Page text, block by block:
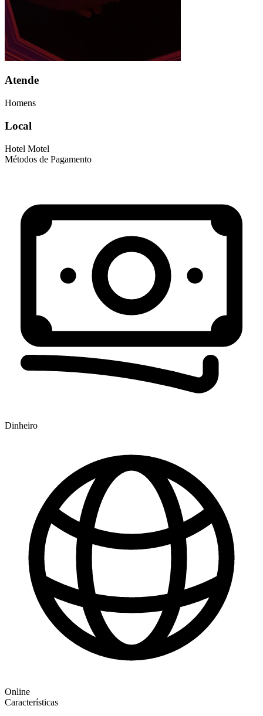
Atende
Homens
Local
Hotel Motel
Métodos de Pagamento
Dinheiro
Online
Características